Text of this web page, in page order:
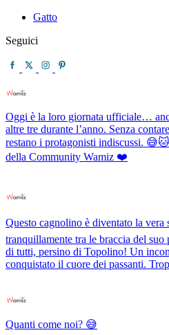
Gatto
Seguici
Oggi è la loro giornata ufficiale…
altre tre durante l’anno. Senza
restano i protagonisti indiscussi.
della Community Wamiz ❤️
Questo cagnolino è diventato la
tranquillamente tra le braccia del
di tutti, persino di Topolino! Un
conquistato il cuore dei passanti.
Quanti come noi? 😅